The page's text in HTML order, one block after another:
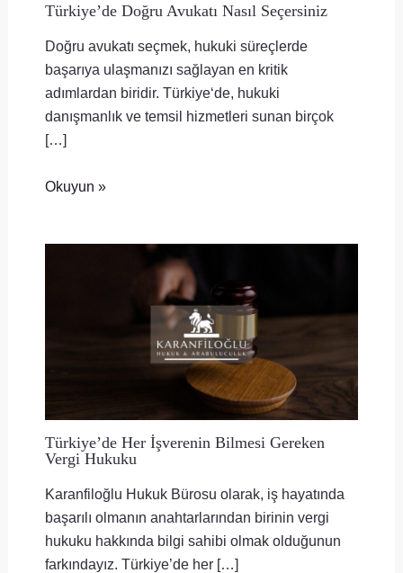
Türkiye’de Doğru Avukatı Nasıl Seçersiniz
Doğru avukatı seçmek, hukuki süreçlerde
başarıya ulaşmanızı sağlayan en kritik
adımlardan biridir. Türkiye‘de, hukuki
danışmanlık ve temsil hizmetleri sunan birçok
[…]
Okuyun »
Türkiye’de Her İşverenin Bilmesi Gereken
Vergi Hukuku
Karanfiloğlu Hukuk Bürosu olarak, iş hayatında
başarılı olmanın anahtarlarından birinin vergi
hukuku hakkında bilgi sahibi olmak olduğunun
farkındayız. Türkiye’de her […]